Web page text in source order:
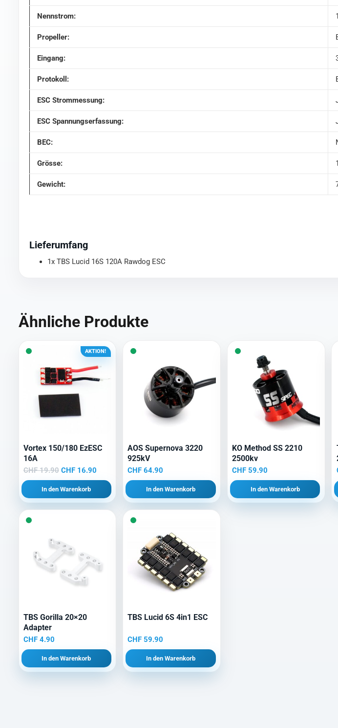
Nennstrom:
Propeller:
Eingang:
Protokoll:
ESC Strommessung:
ESC Spannungserfassung:
BEC:
Grösse:
Gewicht:
Lieferumfang
1x TBS Lucid 16S 120A Rawdog ESC
Ähnliche Produkte
AKTION!
Vortex 150/180 EzESC
16A
CHF19.90 Ursprünglicher
Preis
war:
CHF 19.90
CHF16.90Aktueller
Preis
CHF 16.90.
In den Warenkorb
AOS Supernova 3220
925kV
CHF 64.90
In den Warenkorb
KO Method SS 2210
2500kv
CHF 59.90
In den Warenkorb
TBS Gorilla 20×20
Adapter
CHF4.90
In den Warenkorb
TBS Lucid 6S 4in1 ESC
CHF 59.90
In den Warenkorb